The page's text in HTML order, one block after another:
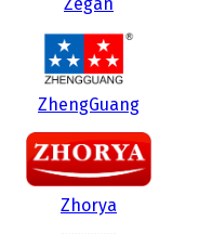
ZhengGuang
Zhorya